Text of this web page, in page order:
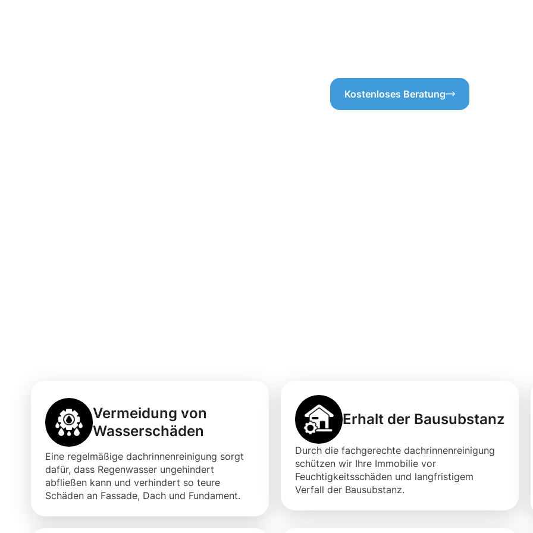
Kostenloses Beratung
Vermeidung von
Wasserschäden
Eine regelmäßige dachrinnenreinigung sorgt
dafür, dass Regenwasser ungehindert
abfließen kann und verhindert so teure
Schäden an Fassade, Dach und Fundament.
Erhalt der Bausubstanz
Durch die fachgerechte dachrinnenreinigung
schützen wir Ihre Immobilie vor
Feuchtigkeitsschäden und langfristigem
Verfall der Bausubstanz.